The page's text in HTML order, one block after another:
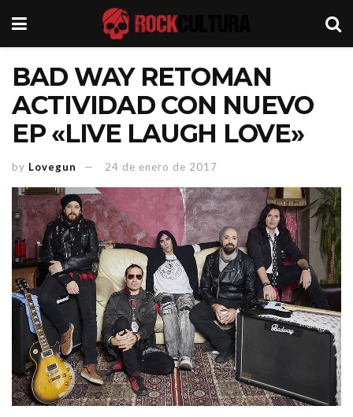
BAD WAY RETOMAN
ACTIVIDAD CON NUEVO
EP «LIVE LAUGH LOVE»
by Lovegun 24 de enero de 2017